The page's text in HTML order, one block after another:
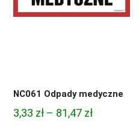
NC061 Odpady medyczne
3,33 zł – 81,47 złZakres